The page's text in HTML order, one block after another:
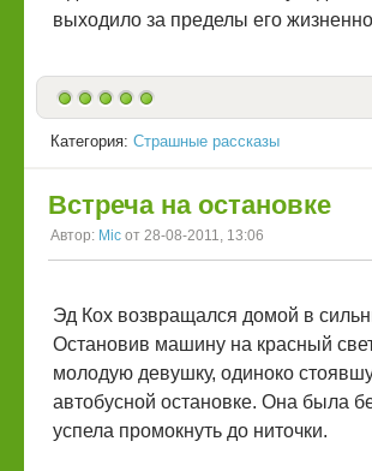
выходило за пределы его
Категория: Страшные рассказы
Встреча на остановке
Автор: Mic от 28-08-2011, 13:06
Эд Кох возвращался домой в
Остановив машину на красный
молодую девушку, одиноко
автобусной остановке. Она была
успела промокнуть до ниточки.